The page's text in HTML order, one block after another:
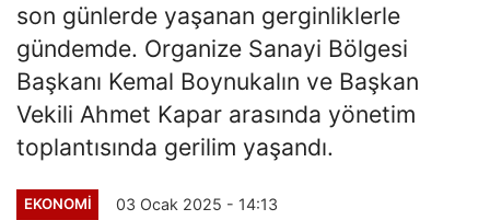
son günlerde yaşanan gerginliklerle
gündemde. Organize Sanayi Bölgesi
Başkanı Kemal Boynukalın ve Başkan
Vekili Ahmet Kapar arasında yönetim
toplantısında gerilim yaşandı.
EKONOMI 03 Ocak 2025 - 14:13